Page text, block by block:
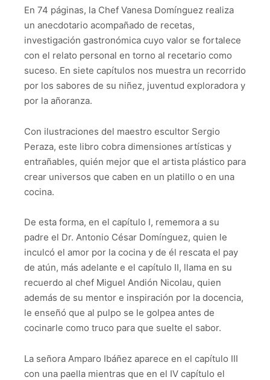
En 74 páginas, la Chef Vanesa Domínguez realiza
un anecdotario acompañado de recetas,
investigación gastronómica cuyo valor se fortalece
con el relato personal en torno al recetario como
suceso. En siete capítulos nos muestra un recorrido
por los sabores de su niñez, juventud exploradora y
por la añoranza.
Con ilustraciones del maestro escultor Sergio
Peraza, este libro cobra dimensiones artísticas y
entrañables, quién mejor que el artista plástico para
crear universos que caben en un platillo o en una
cocina.
De esta forma, en el capítulo I, rememora a su
padre el Dr. Antonio César Domínguez, quien le
inculcó el amor por la cocina y de él rescata el pay
de atún, más adelante e el capítulo II, llama en su
recuerdo al chef Miguel Andión Nicolau, quien
además de su mentor e inspiración por la docencia,
le enseñó que al pulpo se le golpea antes de
cocinarle como truco para que suelte el sabor.
La señora Amparo Ibáñez aparece en el capítulo III
con una paella mientras que en el IV capítulo el